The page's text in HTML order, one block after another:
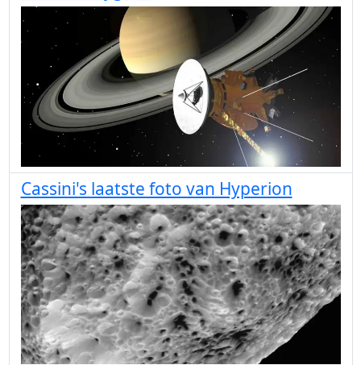
Cassini's laatste foto van Hyperion